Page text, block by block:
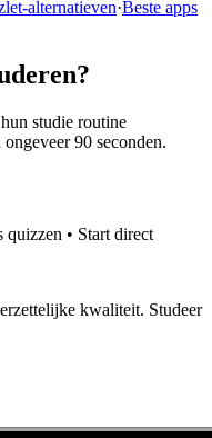
alternatieven·Beste apps
studie routine
90 seconden.
• Start direct
kwaliteit. Studeer